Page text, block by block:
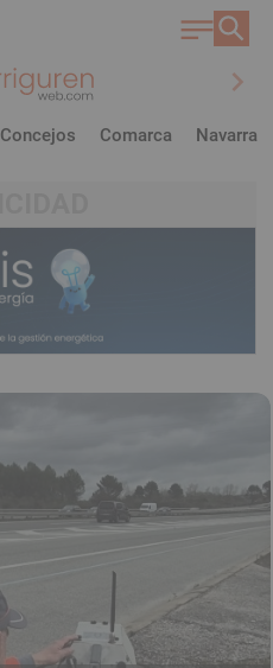
chevron_right
Concejos Comarca Navarra